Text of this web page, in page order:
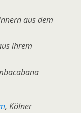
aus dem
ihrem
, Kölner